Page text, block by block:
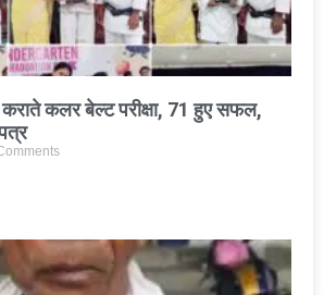
कराते कलर बेल्ट परीक्षा, 71 हुए सफल,